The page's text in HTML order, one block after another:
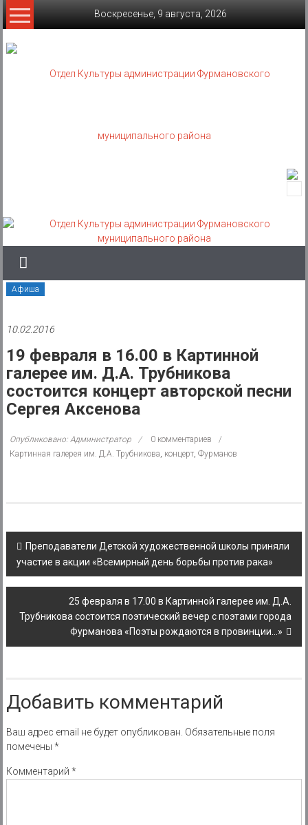
Skip
to
Воскресенье, 9 августа, 2026
администрации
Фурмановского
муниципального
казенное
учреждение
Афиша
10.02.2016
19 февраля в 16.00 в Картинной
галерее им. Д.А. Трубникова
состоится концерт авторской песни
Сергея Аксенова
Опубликовано: Администратор
0 комментариев
Картинная галерея им. Д.А. Трубникова, концерт, Фурманов
Post
navigation
Преподаватели Детской художественной школы приняли
участие в акции «Всемирный день борьбы против рака»
25 февраля в 17.00 в Картинной галерее им. Д.А.
Трубникова состоится поэтический вечер с поэтами города
Фурманова «Поэты рождаются в провинции…»
Добавить комментарий
Ваш адрес email не будет опубликован. Обязательные поля
помечены *
Комментарий *